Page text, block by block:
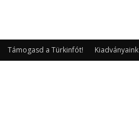
Támogasd a Türkinfót! Kiadványaink